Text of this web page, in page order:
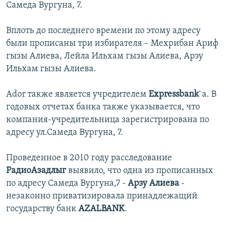
Самеда Вургуна, 7.
Вплоть до последнего времени по этому адресу
были прописаны три избирателя – Мехрибан Ариф
гызы Алиева, Лейла Ильхам гызы Алиева, Арзу
Ильхам гызы Алиева.
Ador также является учредителем Expressbank`a. В
годовых отчетах банка также указывается, что
компания-учредительница зарегистрирована по
адресу ул.Самеда Вургуна, 7.
Проведенное в 2010 году расследование
РадиоАзадлыг выявило, что одна из прописанных
по адресу Самеда Вургуна,7 - Арзу Алиева -
незаконно приватизировала принадлежащий
государству банк AZALBANK.